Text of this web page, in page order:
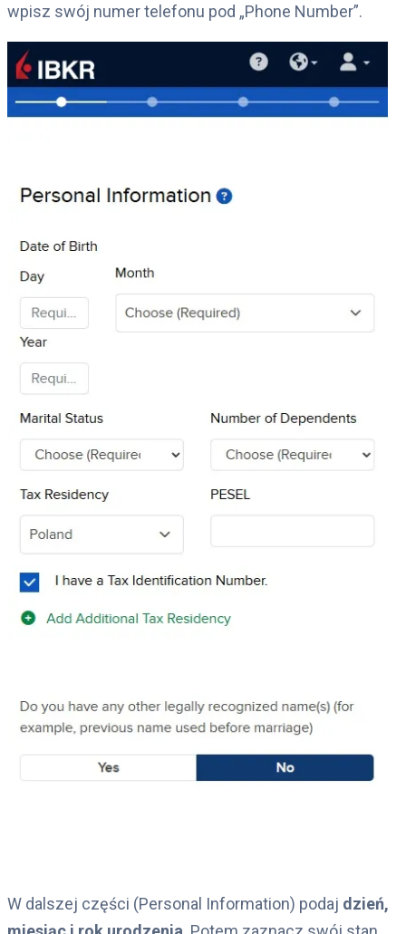
wpisz swój numer telefonu pod „Phone Number”.
W dalszej części (Personal Information) podaj dzień,